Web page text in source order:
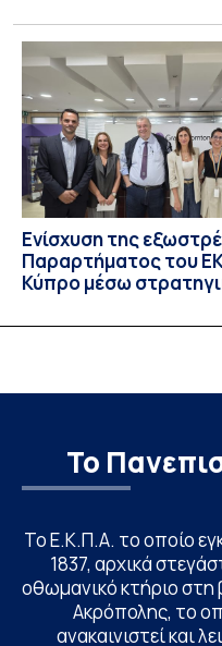
Ιουλίου στο Blagoevgrad
συμμετείχαν 447
πανεπιστήμια από 46
επίσης το Εθνικό
Πανεπιστήμιο […]
Ενίσχυση της
Παραρτήματος του
Κύπρο μέσω
Το
Το Ε.Κ.Π.Α. το οποίο
1837, αρχικά
οθωμανικό κτήριο στη
Ακρόπολης, το
ανακαινιστεί και